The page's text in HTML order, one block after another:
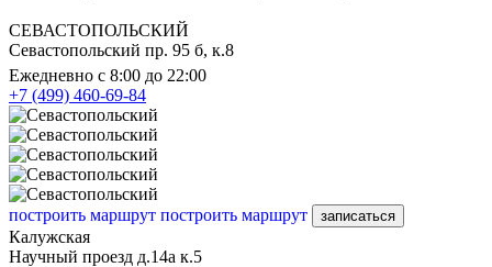
СЕВАСТОПОЛЬСКИЙ
Севастопольский пр. 95 б, к.8
Ежедневно с 8:00 до 22:00
+7 (499) 460-69-84
построить маршрут построить маршрут записаться
Калужская
Научный проезд д.14а к.5